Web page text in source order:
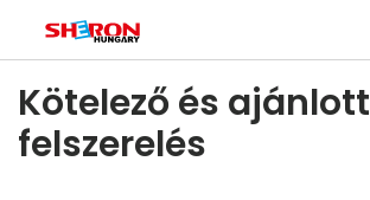
Kötelező és ajánlott
felszerelés